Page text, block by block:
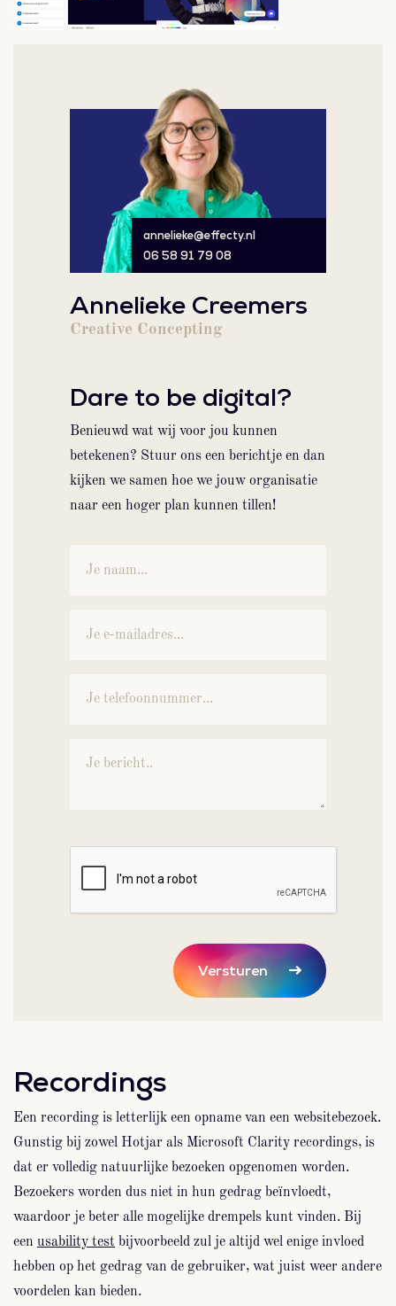
annelieke@effecty.nl
06 58 91 79 08
Annelieke Creemers
Creative Concepting
Dare to be digital?
Benieuwd wat wij voor jou kunnen
betekenen? Stuur ons een berichtje en dan
kijken we samen hoe we jouw organisatie
naar een hoger plan kunnen tillen!
Versturen
Recordings
Een recording is letterlijk een opname van een websitebezoek.
Gunstig bij zowel Hotjar als Microsoft Clarity recordings, is
dat er volledig natuurlijke bezoeken opgenomen worden.
Bezoekers worden dus niet in hun gedrag beïnvloedt,
waardoor je beter alle mogelijke drempels kunt vinden. Bij
een usability test bijvoorbeeld zul je altijd wel enige invloed
hebben op het gedrag van de gebruiker, wat juist weer andere
voordelen kan bieden.